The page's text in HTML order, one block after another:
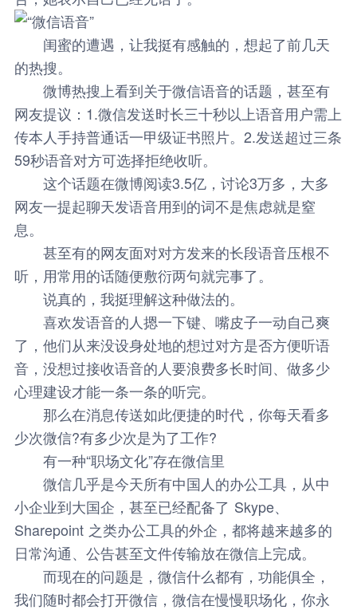
闺蜜的遭遇，让我挺有感触的，想起了前几天
的热搜。
微博热搜上看到关于微信语音的话题，甚至有
网友提议： 1.微信发送时长三十秒以上语音用户需上
传本人手持普通话一甲级证书照片。2.发送超过三条
59秒语音对方可选择拒绝收听。
这个话题在微博阅读3.5亿，讨论3万多，大多
网友一提起聊天发语音用到的词不是焦虑就是窒
息。
甚至有的网友面对对方发来的长段语音压根不
听，用常用的话随便敷衍两句就完事了。
说真的，我挺理解这种做法的。
喜欢发语音的人摁一下键、嘴皮子一动自己爽
了，他们从来没设身处地的想过对方是否方便听语
音，没想过接收语音的人要浪费多长时间、做多少
心理建设才能一条一条的听完。
那么在消息传送如此便捷的时代，你每天看多
少次微信?有多少次是为了工作?
有一种“职场文化”存在微信里
微信几乎是今天所有中国人的办公工具，从中
小企业到大国企，甚至已经配备了 Skype、
Sharepoint 之类办公工具的外企，都将越来越多的
日常沟通、公告甚至文件传输放在微信上完成。
而现在的问题是，微信什么都有，功能俱全，
我们随时都会打开微信，微信在慢慢职场化，你永